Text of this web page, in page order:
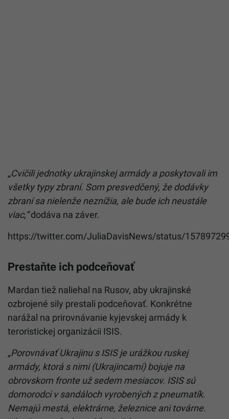
„Cvičili jednotky ukrajinskej armády a poskytovali im
všetky typy zbraní. Som presvedčený, že dodávky
zbraní sa nielenže neznížia, ale bude ich neustále
viac,“dodáva na záver.
https://twitter.com/JuliaDavisNews/status/
Prestaňte ich podceňovať
Mardan tiež naliehal na Rusov, aby ukrajinské
ozbrojené sily prestali podceňovať. Konkrétne
narážal na prirovnávanie kyjevskej armády k
teroristickej organizácii ISIS.
„Porovnávať Ukrajinu s ISIS je urážkou ruskej
armády, ktorá s nimi (Ukrajincami) bojuje na
obrovskom fronte už sedem mesiacov. ISIS sú
domorodci v sandáloch vyrobených z pneumatík.
Nemajú mestá, elektrárne, železnice ani továrne.